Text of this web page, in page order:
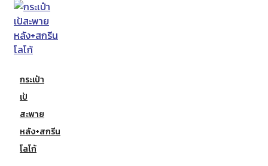
กระเป๋า
เป้
สะพาย
หลัง+สกรีน
โลโก้